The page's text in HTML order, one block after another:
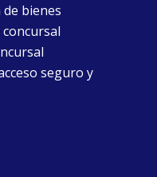
bienes
seguro y